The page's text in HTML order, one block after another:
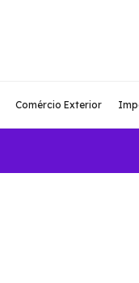
Comércio Exterior